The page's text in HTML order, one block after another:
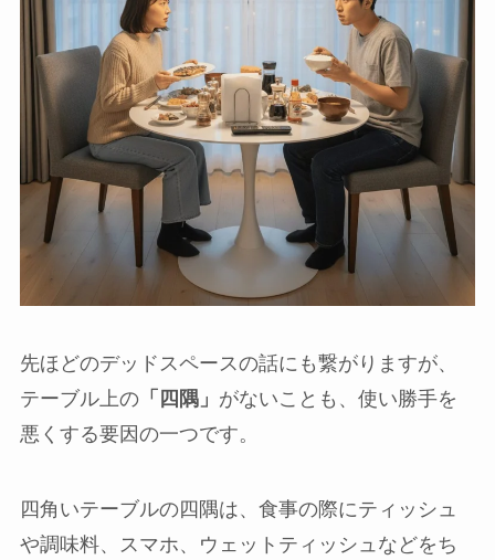
先ほどのデッドスペースの話にも繋がりますが、
テーブル上の「四隅」 がないことも、使い勝手を
悪くする要因の一つです。
四角いテーブルの四隅は、食事の際にティッシュ
や調味料、スマホ、ウェットティッシュなどをち